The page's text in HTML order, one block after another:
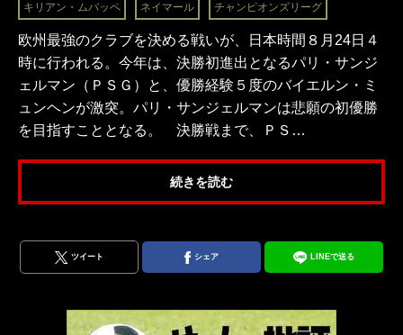
キリアン・ムバッペ ネイマール チャンピオンズリーグ
欧州最強のクラブを決める戦いが、日本時間８月24日４
時に行われる。今年は、決勝初進出となるパリ・サンジ
ェルマン（ＰＳＧ）と、優勝経験５度のバイエルン・ミ
ュンヘンが激突。パリ・サンジェルマンは悲願の初優勝
を目指すこととなる。 決勝戦まで、ＰＳ…
続きを読む
ツイート シェア LINEで送る